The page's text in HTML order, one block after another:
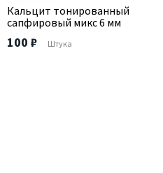
Кальцит тонированный
сапфировый микс 6 мм
100 ₽ Штука